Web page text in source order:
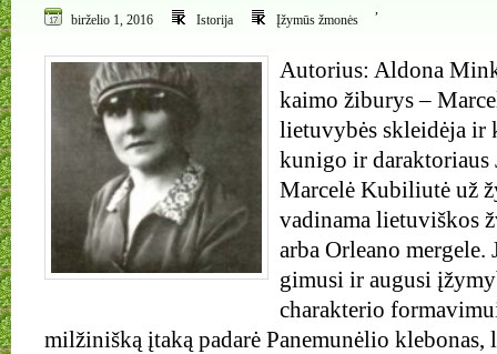
birželio 1, 2016 Istorija
,
Įžymūs žmonės
Autorius: Aldona
kaimo žiburys –
lietuvybės skleidėja ir
kunigo ir daraktoriaus
Marcelė Kubiliutė už
vadinama lietuviškos
arba Orleano
gimusi ir augusi
charakterio
milžinišką įtaką padarė Panemunėlio klebonas,